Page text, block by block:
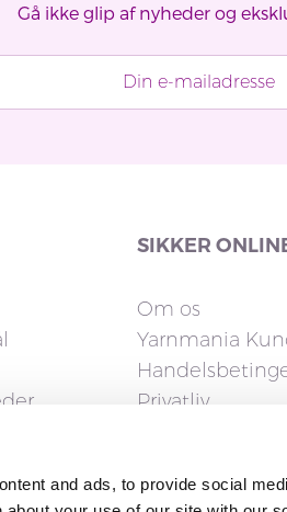
and ads, to provide social
Gå ikke glip af nyheder og
SIKKER
Om os
Yarnmania
Privatliv